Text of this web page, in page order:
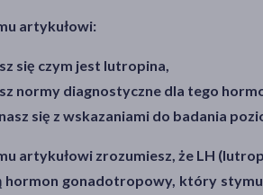
artykułowi:
się czym jest lutropina,
normy diagnostyczne dla tego
się z wskazaniami do badania
artykułowi zrozumiesz, że LH
hormon gonadotropowy, który